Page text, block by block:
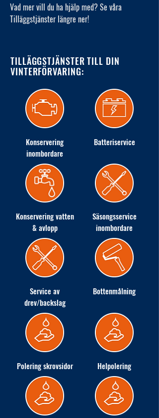
Vad mer vill du ha hjälp med? Se våra
Tilläggstjänster längre ner!
TILLÄGGSTJÄNSTER TILL DIN
VINTERFÖRVARING:
Konservering
inombordare
Batteriservice
Konservering vatten
& avlopp
Säsongsservice
inombordare
Service av
drev/backslag
Bottenmålning
Polering skrovsidor Helpolering